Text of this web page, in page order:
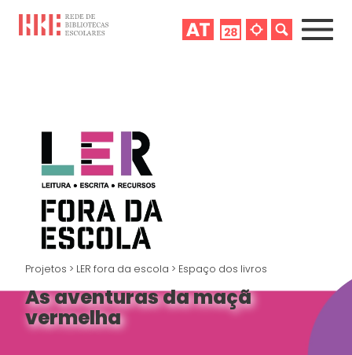
Projetos > LER fora da escola > Espaço dos livros
As aventuras da maçã
vermelha